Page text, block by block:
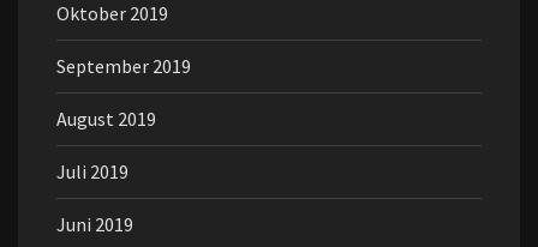
Oktober 2019
September 2019
August 2019
Juli 2019
Juni 2019